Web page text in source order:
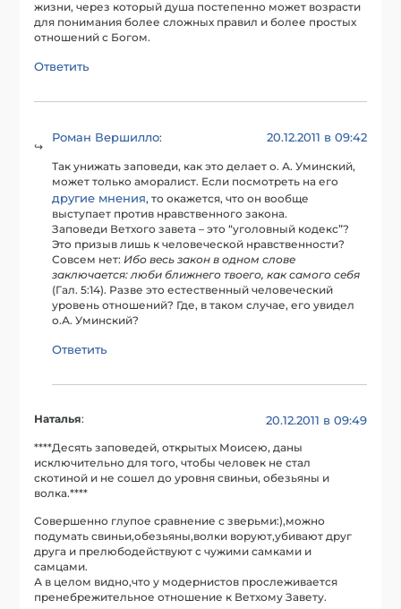
жизни, через который душа постепенно может возрасти
для понимания более сложных правил и более простых
отношений с Богом.
Ответить
Роман Вершилло: 20.12.2011 в 09:42
Так унижать заповеди, как это делает о. А. Уминский,
может только аморалист. Если посмотреть на его
другие мнения, то окажется, что он вообще
выступает против нравственного закона.
Заповеди Ветхого завета – это “уголовный кодекс”?
Это призыв лишь к человеческой нравственности?
Совсем нет: Ибо весь закон в одном слове
заключается: люби ближнего твоего, как самого себя
(Гал. 5:14). Разве это естественный человеческий
уровень отношений? Где, в таком случае, его увидел
о.А. Уминский?
Ответить
Наталья: 20.12.2011 в 09:49
****Десять заповедей, открытых Моисею, даны
исключительно для того, чтобы человек не стал
скотиной и не сошел до уровня свиньи, обезьяны и
волка.****
Совершенно глупое сравнение с зверьми:),можно
подумать свиньи,обезьяны,волки воруют,убивают друг
друга и прелюбодействуют с чужими самками и
самцами.
А в целом видно,что у модернистов прослеживается
пренебрежительное отношение к Ветхому Завету.